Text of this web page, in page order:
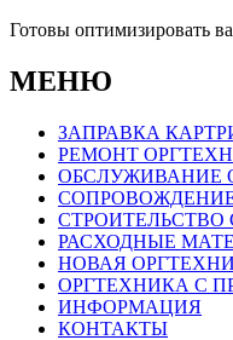
Готовы оптимизировать
МЕНЮ
ЗАПРАВКА
РЕМОНТ
ОБСЛУЖИВАНИЕ
РАСХОДНЫЕ
НОВАЯ
ОРГТЕХНИКА С
ИНФОРМАЦИЯ
КОНТАКТЫ